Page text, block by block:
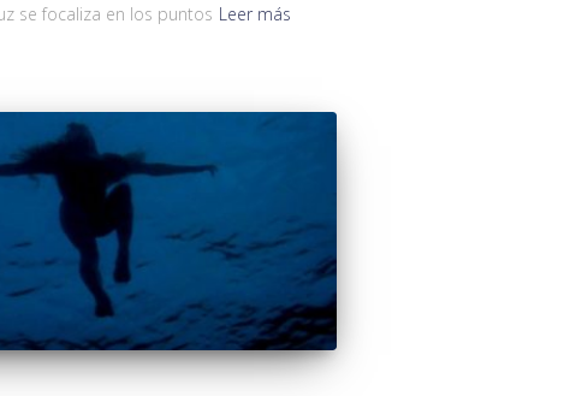
se focaliza en los puntos Leer más